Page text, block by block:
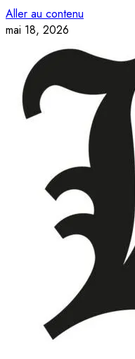
Aller au contenu
mai 18, 2026